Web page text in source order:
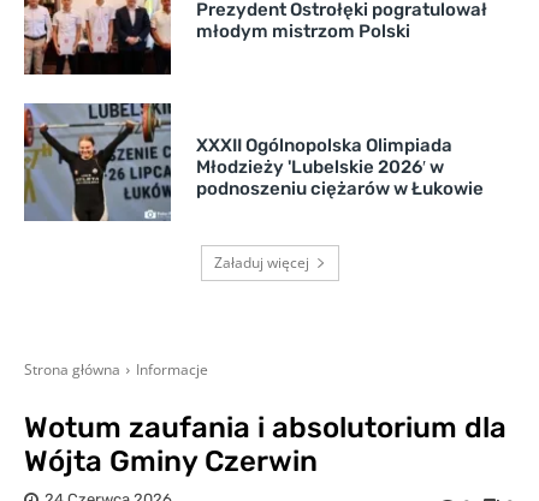
Prezydent Ostrołęki pogratulował
młodym mistrzom Polski
XXXII Ogólnopolska Olimpiada
Młodzieży 'Lubelskie 2026′ w
podnoszeniu ciężarów w Łukowie
Załaduj więcej